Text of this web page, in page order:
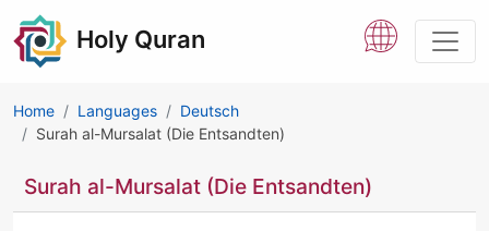
Holy Quran
Home Languages
Deutsch
Surah al-Mursalat (Die Entsandten)
Surah al-Mursalat (Die Entsandten)